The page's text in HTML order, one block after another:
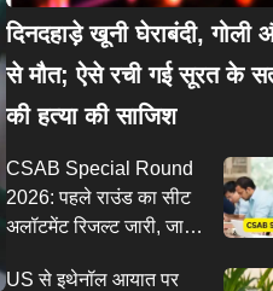
दिनदहाड़े खूनी घेराबंदी, गोली
से मौत; ऐसे रची गई सूरत के
की हत्या की साजिश
CSAB Special Round
2026: पहले राउंड का सीट
अलॉटमेंट रिजल्ट जारी, जानें
US से इथेनॉल आयात पर